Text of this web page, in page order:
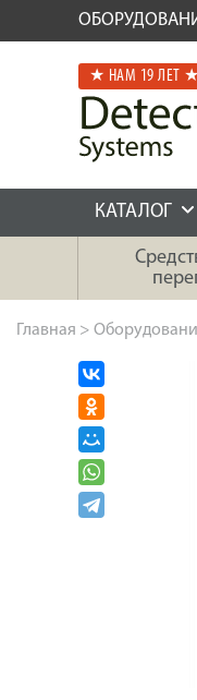
★ НАМ 19 ЛЕТ ★
КАТАЛОГ
Главная >